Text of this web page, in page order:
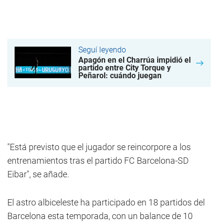
Seguí leyendo
Apagón en el Charrúa impidió el
partido entre City Torque y
Peñarol: cuándo juegan
"Está previsto que el jugador se reincorpore a los
entrenamientos tras el partido FC Barcelona-SD
Eibar", se añade.
El astro albiceleste ha participado en 18 partidos del
Barcelona esta temporada, con un balance de 10